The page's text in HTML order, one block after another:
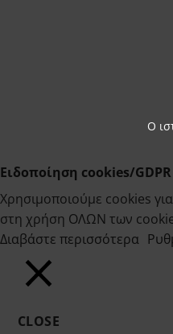
Ο
Ειδοποίηση cookies/GDPR
Χρησιμοποιούμε cookies
στη χρήση ΟΛΩΝ των
Διαβάστε περισσότερα
CLOSE